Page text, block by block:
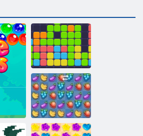
11x11